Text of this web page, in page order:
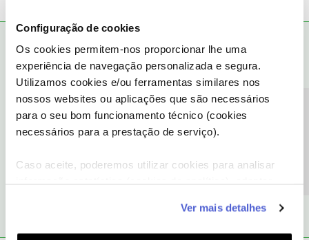
Configuração de cookies
Os cookies permitem-nos proporcionar lhe uma
experiência de navegação personalizada e segura.
Utilizamos cookies e/ou ferramentas similares nos
nossos websites ou aplicações que são necessários
para o seu bom funcionamento técnico (cookies
necessários para a prestação de serviço).
Caso aceite, poderemos utilizar cookies para analisar
funcionalidades (cookies de personalização e
funcionalidade) e adaptar anúncios aos seus interesses
Ver mais detalhes
Diogo RESPOSTA Forum|Forum|5 years ago
Olá@JoMPe,
através do 16990 opção 3, ou enviando uma mensagem privada
contendo o seu n.º de cliente NOS ou contribuinte, para o
perfil@Fórum.